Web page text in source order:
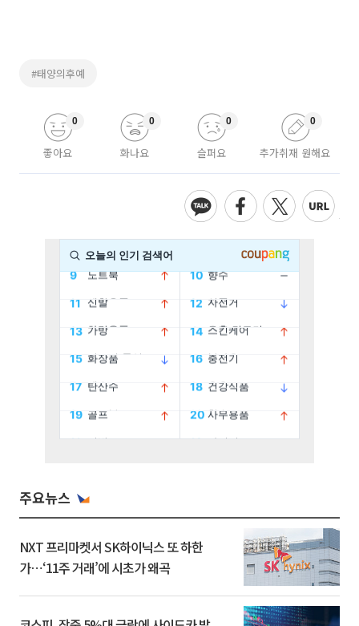
#태양의후예
좋아요
0
화나요
0
슬퍼요
0
추가취재 원해요
0
주요뉴스
NXT 프리마켓서 SK하이닉스 또 하한
가⋯‘11주 거래’에 시초가 왜곡